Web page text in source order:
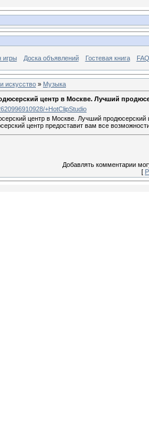
игры Доска объявлений Гостевая книга
искусство » Музыка
центр в Москве. Лучший
+HotClipStudio
центр в Москве. Лучший
центр предоставит вам все
Добавлять комментарии
[